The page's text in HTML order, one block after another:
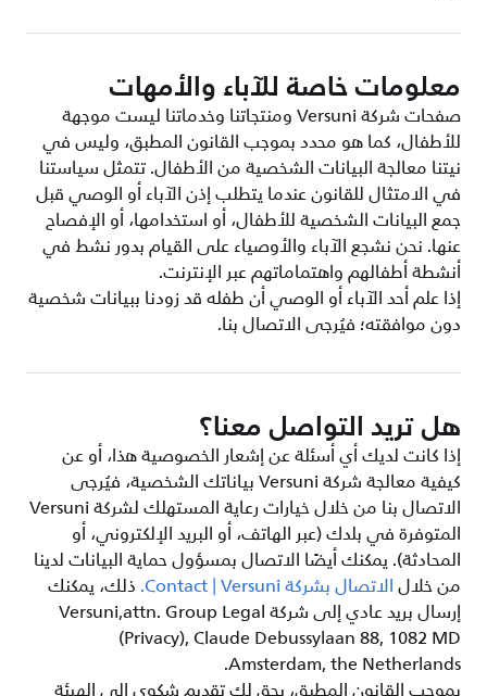
معلومات خاصة للآباء والأمهات
صفحات شركة Versuni ومنتجاتنا وخدماتنا ليست موجهة
للأطفال، كما هو محدد بموجب القانون المطبق، وليس في
نيتنا معالجة البيانات الشخصية من الأطفال. تتمثل سياستنا
في الامتثال للقانون عندما يتطلب إذن الآباء أو الوصي قبل
جمع البيانات الشخصية للأطفال، أو استخدامها، أو الإفصاح
عنها. نحن نشجع الآباء والأوصياء على القيام بدور نشط في
أنشطة أطفالهم واهتماماتهم عبر الإنترنت.
إذا علم أحد الآباء أو الوصي أن طفله قد زودنا ببيانات شخصية
دون موافقته؛ فيُرجى الاتصال بنا.
هل تريد التواصل معنا؟
إذا كانت لديك أي أسئلة عن إشعار الخصوصية هذا، أو عن
كيفية معالجة شركة Versuni بياناتك الشخصية، فيُرجى
الاتصال بنا من خلال خيارات رعاية المستهلك لشركة Versuni
المتوفرة في بلدك (عبر الهاتف، أو البريد الإلكتروني، أو
المحادثة). يمكنك أيضًا الاتصال بمسؤول حماية البيانات لدينا
من خلالالاتصال بشركة Contact | Versuni.
ذلك، يمكنك
إرسال بريد عادي إلى شركة Versuni,attn. Group Legal
(Privacy), Claude Debussylaan 88, 1082 MD
Amsterdam, the Netherlands.